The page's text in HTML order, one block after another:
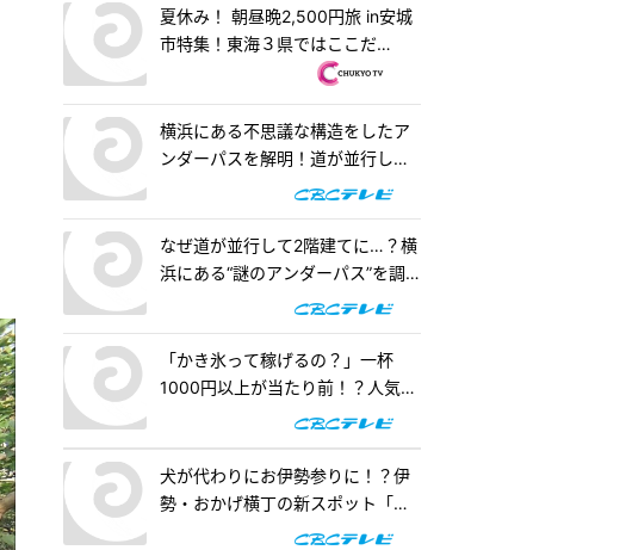
夏休み！ 朝昼晩2,500円旅 in安城
市特集！東海３県ではここだ
け！？「はなまるうどん×吉野家
コラボで可能性は無限大！＆「福
来源」で食べられる安城の新名物
横浜にある不思議な構造をしたア
ンダーパスを解明！道が並行して2
階建てになったワケとは『道との
なぜ道が並行して2階建てに…？横
浜にある“謎のアンダーパス”を調
査！『道との遭遇』
「かき氷って稼げるの？」一杯
1000円以上が当たり前！？人気店
の懐事情をリサーチ『チャン
犬が代わりにお伊勢参りに！？伊
勢・おかげ横丁の新スポット「オ
カゲ屋敷」で“おかげ犬”を体験